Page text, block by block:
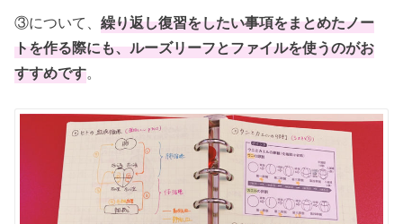
③について、繰り返し復習をしたい事項をまとめたノー
トを作る際にも、ルーズリーフとファイルを使うのがお
すすめです。